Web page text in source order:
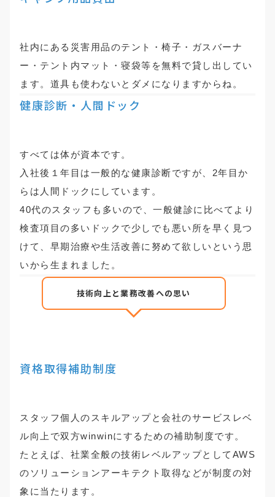
社内にある災害用品のテント・椅子・ガスバーナ
ー・テント内マット・寝袋等を無料で貸し出してい
ます。道具も使わないとダメになりますからね。
健康診断・人間ドック
すべては体が資本です。
入社後１年目は一般的な健康診断ですが、2年目か
らは人間ドックにしています。
40代のスタッフも多いので、一般健診に比べてより
検査項目の多いドックで少しでも悪い所を早く見つ
けて、早期治療や生活改善に努めて欲しいという思
いから生まれました。
技術向上と業務改善への思い
資格取得補助制度
スタッフ個人のスキルアップと会社のサービスレベ
ル向上で双方winwinにするための補助制度です。
たとえば、社業全般の技術レベルアップとしてAWS
のソリューションアーキテクト取得などが制度の対
象に当たります。